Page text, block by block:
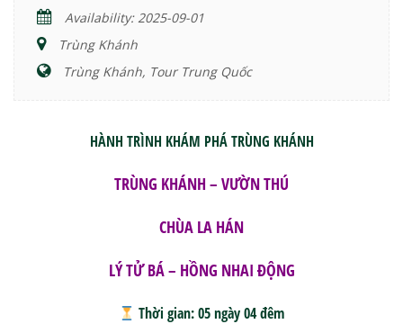
Availability: 2025-09-01
Trùng Khánh
Trùng Khánh, Tour Trung Quốc
HÀNH TRÌNH KHÁM PHÁ TRÙNG KHÁNH
TRÙNG KHÁNH – VƯỜN THÚ
CHÙA LA HÁN
LÝ TỬ BÁ – HỒNG NHAI ĐỘNG
Thời gian: 05 ngày 04 đêm